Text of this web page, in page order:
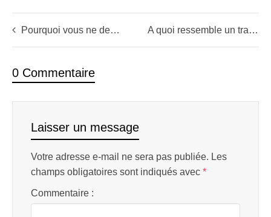
Pourquoi vous ne devriez jamais rester en position avant une annonce A quoi ressemble un trader à domicile ?
0 Commentaire
Laisser un message
Votre adresse e-mail ne sera pas publiée. Les
champs obligatoires sont indiqués avec *
Commentaire :